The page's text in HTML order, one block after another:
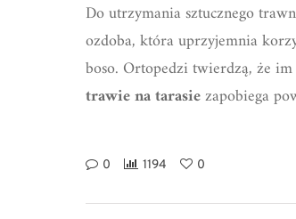
Do utrzymania sztucznego
ozdoba, która uprzyjemnia
boso. Ortopedzi twierdzą, że
trawie na tarasiezapobiega
0 1194 0